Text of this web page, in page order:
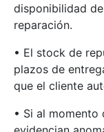
disponibilidad
reparación.
• El stock de
plazos de
que el cliente
• Si al momento